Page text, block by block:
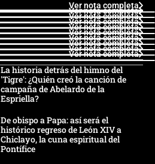
Ver nota completa
Ver nota completa
Ver nota completa
Ver nota completa
Ver nota completa
Ver nota completa
Ver nota completa
Ver nota completa
Ver nota completa
Ver nota completa
La historia detrás del himno del
'Tigre': ¿Quién creó la canción de
campaña de Abelardo de la
Espriella?
De obispo a Papa: así será el
histórico regreso de León XIV a
Chiclayo, la cuna espiritual del
Pontífice